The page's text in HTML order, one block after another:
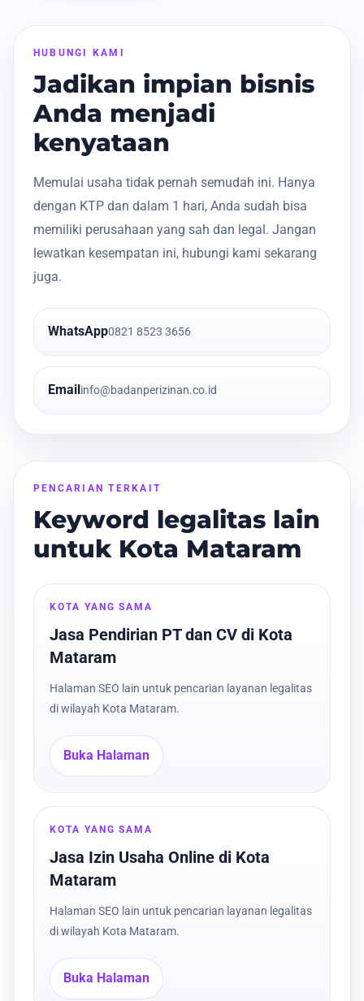
HUBUNGI KAMI
Jadikan impian bisnis
Anda menjadi
kenyataan
Memulai usaha tidak pernah semudah ini. Hanya
dengan KTP dan dalam 1 hari, Anda sudah bisa
memiliki perusahaan yang sah dan legal. Jangan
lewatkan kesempatan ini, hubungi kami sekarang
juga.
WhatsApp0821 8523 3656
Email info@badanperizinan.co.id
PENCARIAN TERKAIT
Keyword legalitas lain
untuk Kota Mataram
KOTA YANG SAMA
Jasa Pendirian PT dan CV di Kota
Mataram
Halaman SEO lain untuk pencarian layanan legalitas
di wilayah Kota Mataram.
Buka Halaman
KOTA YANG SAMA
Jasa Izin Usaha Online di Kota
Mataram
Halaman SEO lain untuk pencarian layanan legalitas
di wilayah Kota Mataram.
Buka Halaman